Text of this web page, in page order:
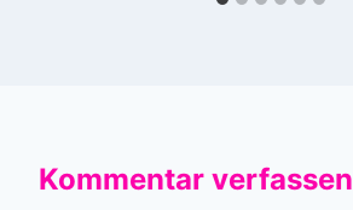
Kommentar verfassen